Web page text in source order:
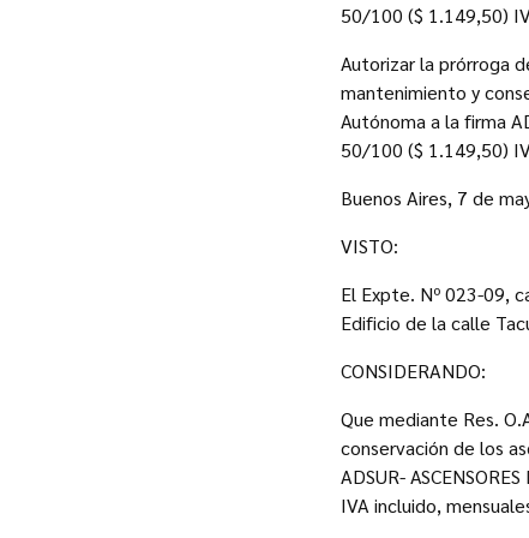
50/100 ($ 1.149,50)
Autorizar la prórroga
mantenimiento y
Autónoma a la firma
50/100 ($ 1.149,50)
Buenos Aires, 7 de
VISTO:
El Expte. Nº 023-09,
Edificio de la calle
CONSIDERANDO:
Que mediante Res.
conservación de los
ADSUR-
IVA incluido,